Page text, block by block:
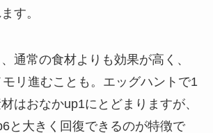
す。
通常の食材よりも効果が高く、
リ進むことも。エッグハントで1
はおなかup1にとどまりますが、
と大きく回復できるのが特徴で